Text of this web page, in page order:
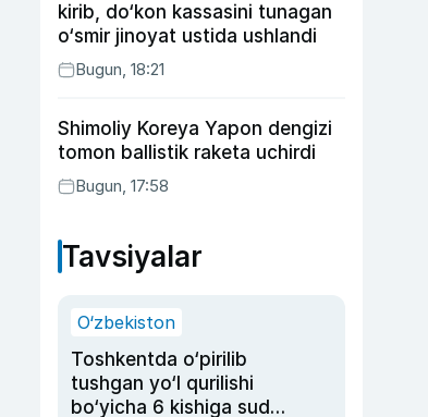
kirib, do‘kon kassasini tunagan
o‘smir jinoyat ustida ushlandi
Bugun, 18:21
Shimoliy Koreya Yapon dengizi
tomon ballistik raketa uchirdi
Bugun, 17:58
Tavsiyalar
O‘zbekiston
Toshkentda o‘pirilib
tushgan yo‘l qurilishi
bo‘yicha 6 kishiga sud